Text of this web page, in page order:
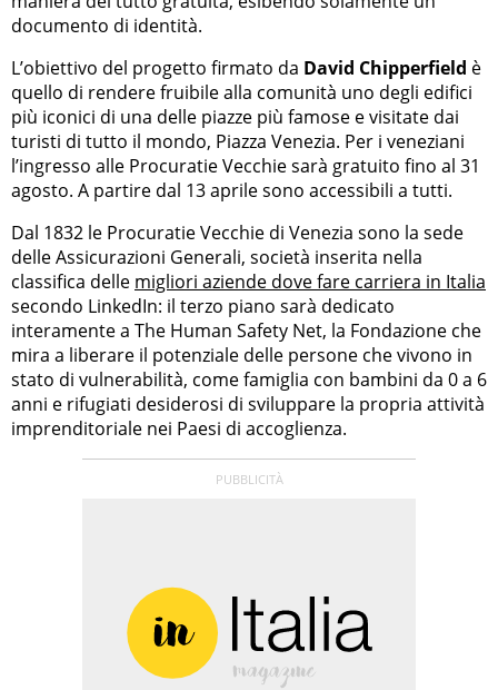
documento di identità.
L’obiettivo del progetto firmato da David Chipperfield è
quello di rendere fruibile alla comunità uno degli edifici
più iconici di una delle piazze più famose e visitate dai
turisti di tutto il mondo, Piazza Venezia. Per i veneziani
l’ingresso alle Procuratie Vecchie sarà gratuito fino al 31
agosto. A partire dal 13 aprile sono accessibili a tutti.
Dal 1832 le Procuratie Vecchie di Venezia sono la sede
delle Assicurazioni Generali, società inserita nella
classifica delle migliori aziende dove fare carriera in Italia
secondo LinkedIn: il terzo piano sarà dedicato
interamente a The Human Safety Net, la Fondazione che
mira a liberare il potenziale delle persone che vivono in
stato di vulnerabilità, come famiglia con bambini da 0 a 6
anni e rifugiati desiderosi di sviluppare la propria attività
imprenditoriale nei Paesi di accoglienza.